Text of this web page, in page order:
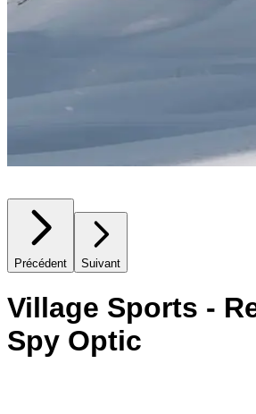
Précédent Suivant
Village Sports -
Spy Optic